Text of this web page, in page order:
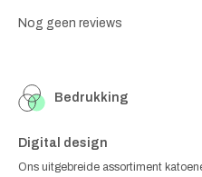
Nog geen reviews
Bedrukking
Digital design
Ons uitgebreide assortiment